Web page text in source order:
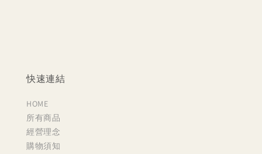
快速連結
HOME
所有商品
經營理念
購物須知